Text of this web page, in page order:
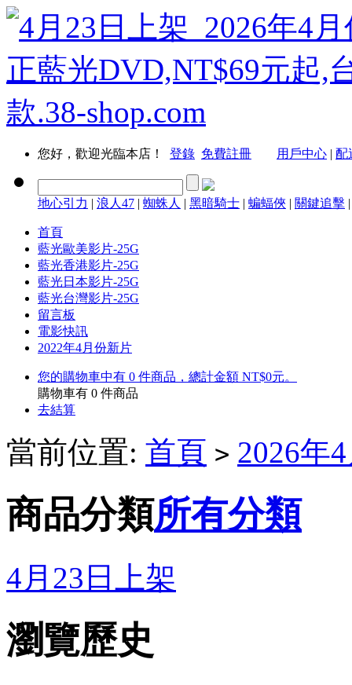
您好，歡迎光臨本店！ 登錄 免費註冊 用戶中心 | 配
地心引力 | 浪人47 | 蜘蛛人 | 黑暗騎士 | 蝙蝠俠 | 關鍵追擊
首頁
藍光歐美影片-25G
藍光香港影片-25G
藍光日本影片-25G
藍光台灣影片-25G
留言板
電影快訊
2022年4月份新片
您的購物車中有 0 件商品，總計金額 NT$0元。
購物車有 0 件商品
去結算
當前位置: 首頁 > 2026年
商品分類所有分類
4月23日上架
瀏覽歷史